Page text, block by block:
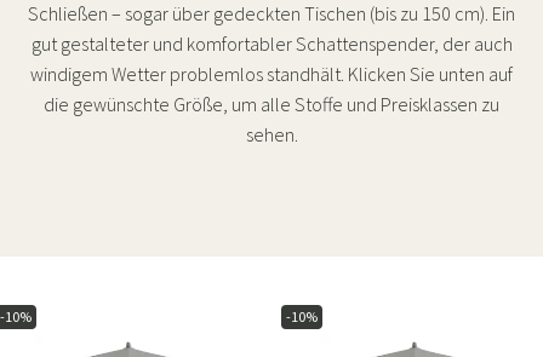
Schließen – sogar über gedeckten Tischen (bis zu 150 cm). Ein
gut gestalteter und komfortabler Schattenspender, der auch
windigem Wetter problemlos standhält. Klicken Sie unten auf
die gewünschte Größe, um alle Stoffe und Preisklassen zu
sehen.
-10% -10%